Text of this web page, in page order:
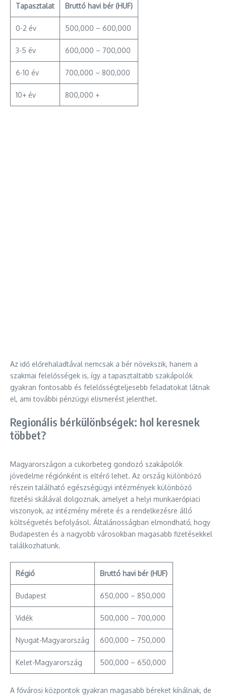
Tapasztalat Bruttó havi bér (HUF)
0-2 év 500,000 – 600,000
3-5 év 600,000 – 700,000
6-10 év 700,000 – 800,000
10+ év 800,000 +
Az idő előrehaladtával nemcsak a bér növekszik, hanem a
szakmai felelősségek is, így a tapasztaltabb szakápolók
gyakran fontosabb és felelősségteljesebb feladatokat látnak
el, ami további pénzügyi elismerést jelenthet.
Regionális bérkülönbségek: hol keresnek
többet?
Magyarországon a cukorbeteg gondozó szakápolók
jövedelme régiónként is eltérő lehet. Az ország különböző
részein található egészségügyi intézmények különböző
fizetési skálával dolgoznak, amelyet a helyi munkaerőpiaci
viszonyok, az intézmény mérete és a rendelkezésre álló
költségvetés befolyásol. Általánosságban elmondható, hogy
Budapesten és a nagyobb városokban magasabb fizetésekkel
találkozhatunk.
Régió Bruttó havi bér (HUF)
Budapest 650,000 – 850,000
Vidék 500,000 – 700,000
Nyugat-Magyarország 600,000 – 750,000
Kelet-Magyarország 500,000 – 650,000
A fővárosi központok gyakran magasabb béreket kínálnak, de